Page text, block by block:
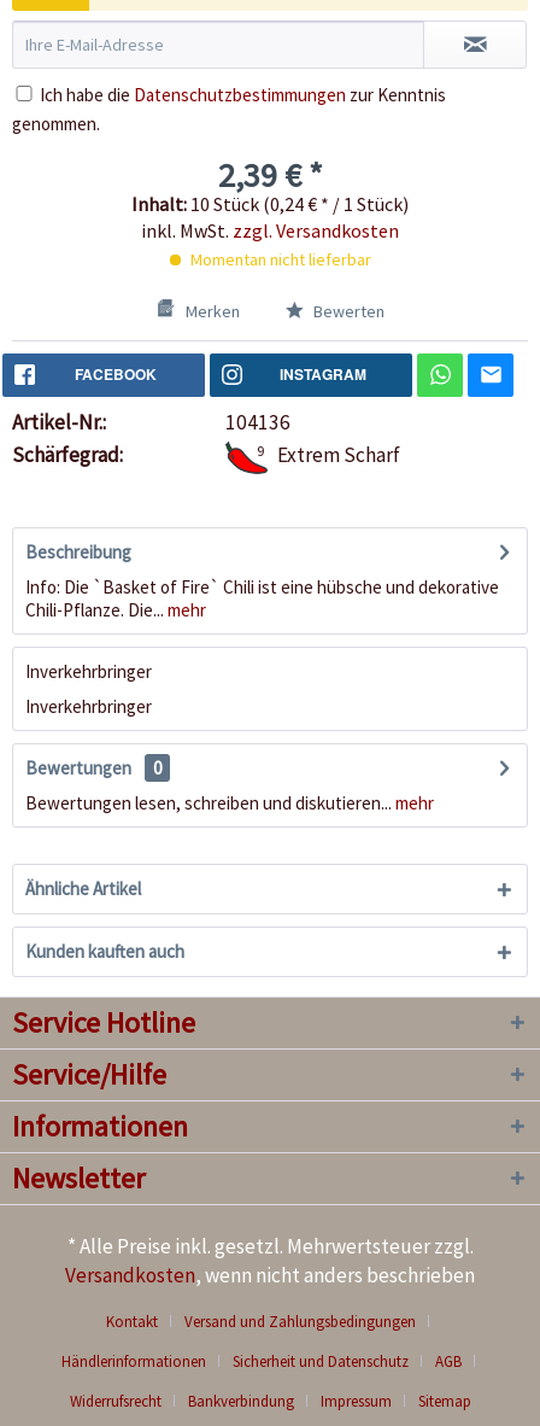
Ich habe die Datenschutzbestimmungen zur Kenntnis
genommen.
2,39 € *
Inhalt: 10 Stück (0,24 € * / 1 Stück)
inkl. MwSt. zzgl. Versandkosten
Momentan nicht lieferbar
Merken Bewerten
FACEBOOK INSTAGRAM
Artikel-Nr.:
104136
Schärfegrad:
9 Extrem Scharf
Beschreibung
Info: Die `Basket of Fire` Chili ist eine hübsche und dekorative
Chili-Pflanze. Die... mehr
Inverkehrbringer
Inverkehrbringer
Bewertungen
0
Bewertungen lesen, schreiben und diskutieren... mehr
Ähnliche Artikel
Kunden kauften auch
Service Hotline
Service/Hilfe
Informationen
Newsletter
* Alle Preise inkl. gesetzl. Mehrwertsteuer zzgl.
Versandkosten, wenn nicht anders beschrieben
Kontakt
Versand und Zahlungsbedingungen
Händlerinformationen
Sicherheit und Datenschutz
AGB
Widerrufsrecht
Bankverbindung Impressum Sitemap